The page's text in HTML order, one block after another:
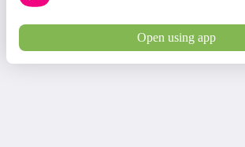
Open using app